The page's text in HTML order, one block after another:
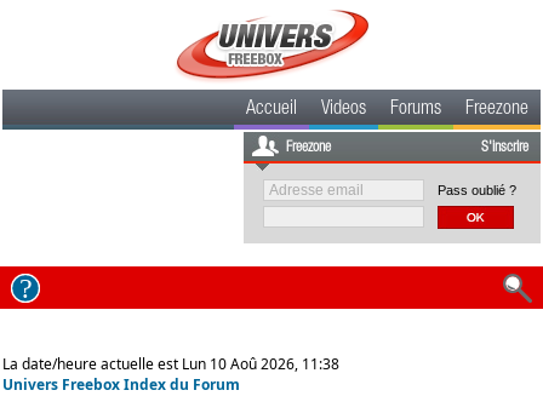
Accueil Videos Forums Freezone
Freezone S'inscrire
Pass oublié ?
La date/heure actuelle est Lun 10 Aoû 2026, 11:38
Univers Freebox Index du Forum